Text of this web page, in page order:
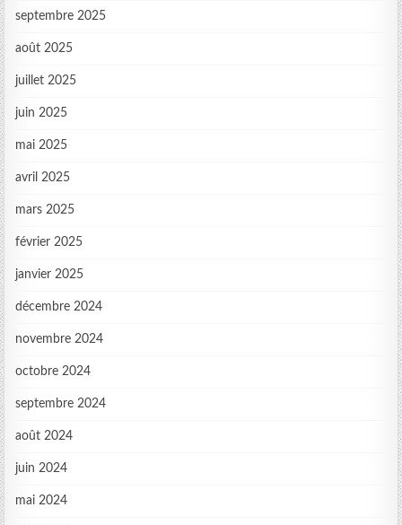
septembre 2025
août 2025
juillet 2025
juin 2025
mai 2025
avril 2025
mars 2025
février 2025
janvier 2025
décembre 2024
novembre 2024
octobre 2024
septembre 2024
août 2024
juin 2024
mai 2024